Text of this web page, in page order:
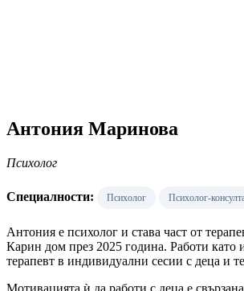
Антония Маринова
Психолог
Специалности: Психолог Психолог-
Антония е психолог и става част от
Карин дом през 2025 година. Работи като
терапевт в индивидуални сесии с деца и
Мотивацията ѝ да работи с деца е